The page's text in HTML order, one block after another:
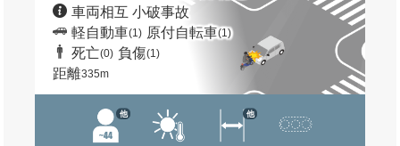
車両相互 小破事故
軽自動車(1) 原付自転車(1)
死亡(0) 負傷(1)
距離335m
他 他